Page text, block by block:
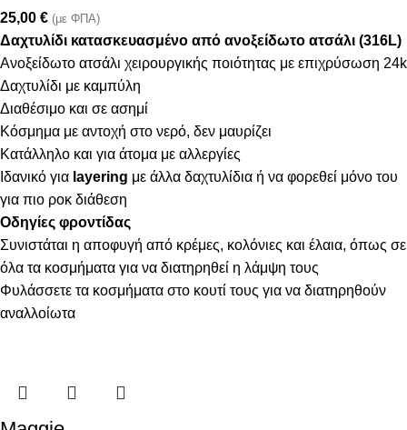
25,00 € (με ΦΠΑ)
Δαχτυλίδι κατασκευασμένο από ανοξείδωτο ατσάλι (316L)
Ανοξείδωτο ατσάλι χειρουργικής ποιότητας με επιχρύσωση 24k
Δαχτυλίδι με καμπύλη
Διαθέσιμο και σε ασημί
Κόσμημα με αντοχή στο νερό, δεν μαυρίζει
Κατάλληλο και για άτομα με αλλεργίες
Ιδανικό για layering με άλλα δαχτυλίδια ή να φορεθεί μόνο του
για πιο ροκ διάθεση
Οδηγίες φροντίδας
Συνιστάται η αποφυγή από κρέμες, κολόνιες και έλαια, όπως σε
όλα τα κοσμήματα για να διατηρηθεί η λάμψη τους
Φυλάσσετε τα κοσμήματα στο κουτί τους για να διατηρηθούν
αναλλοίωτα